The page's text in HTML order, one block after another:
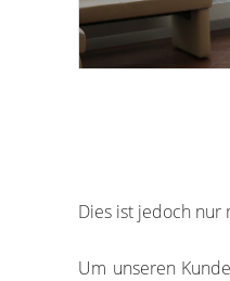
Dies ist jedoch nur
Um unseren